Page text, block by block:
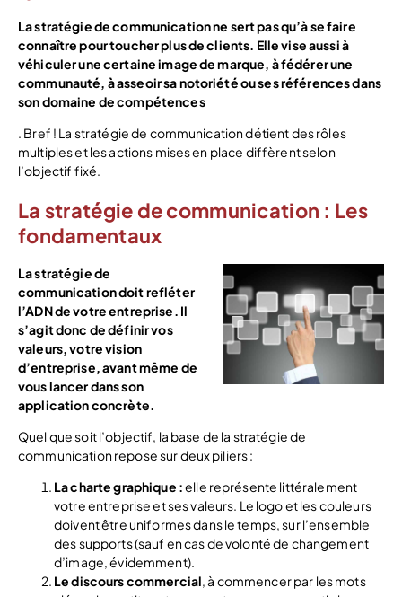
La stratégie de communication ne sert pas qu’à se faire
connaître pour toucher plus de clients. Elle vise aussi à
véhiculer une certaine image de marque, à fédérer une
communauté, à asseoir sa notoriété ou ses références dans
son domaine de compétences
. Bref ! La stratégie de communication détient des rôles
multiples et les actions mises en place diffèrent selon
l’objectif fixé.
La stratégie de communication : Les
fondamentaux
La stratégie de
communication doit refléter
l’ADN de votre entreprise. Il
s’agit donc de définir vos
valeurs, votre vision
d’entreprise, avant même de
vous lancer dans son
application concrète.
Quel que soit l’objectif, la base de la stratégie de
communication repose sur deux piliers :
La charte graphique :elle représente littéralement
votre entreprise et ses valeurs. Le logo et les couleurs
doivent être uniformes dans le temps, sur l’ensemble
des supports (sauf en cas de volonté de changement
d’image, évidemment).
Le discours commercial, à commencer par les mots